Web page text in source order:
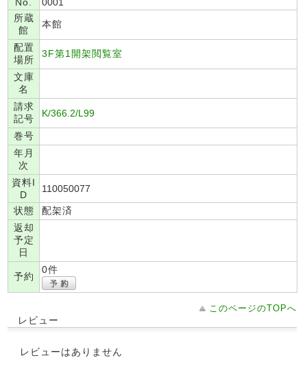
所蔵
館
本館
配置
場所
3F第1開架閲覧室
文庫
名
請求
記号
K/366.2/L99
巻号
年月
次
資料I
D
110050077
状態
配架済
返却
予定
日
予約
0件
このページのTOPへ
レビュー
レビューはありません